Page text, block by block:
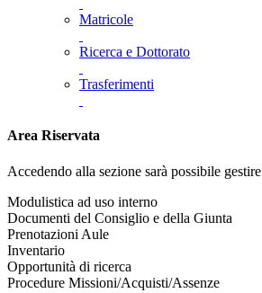
Matricole
Ricerca e Dottorato
Trasferimenti
Area Riservata
Accedendo alla sezione sarà possibile
Modulistica ad uso interno
Documenti del Consiglio e della Giunta
Prenotazioni Aule
Inventario
Opportunità di ricerca
Procedure Missioni/Acquisti/Assenze